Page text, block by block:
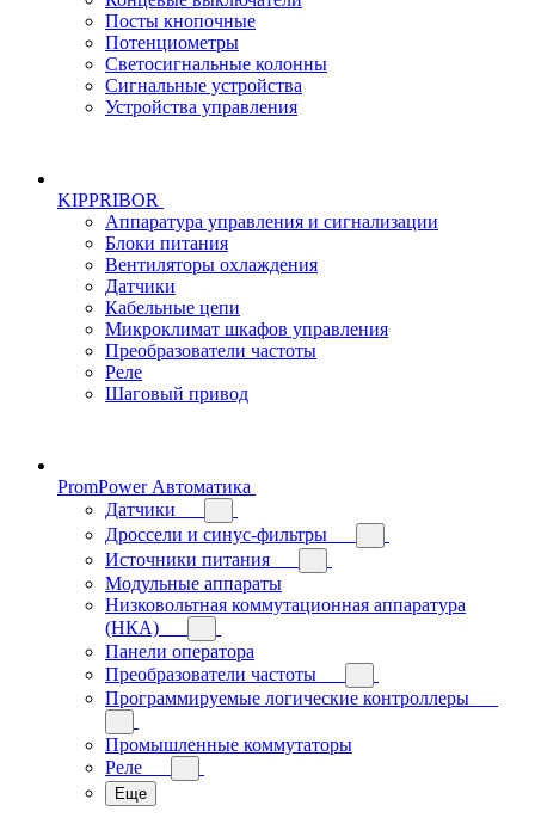
Посты кнопочные
Потенциометры
Светосигнальные колонны
Сигнальные устройства
Устройства управления
KIPPRIBOR
Аппаратура управления и сигнализации
Блоки питания
Вентиляторы охлаждения
Датчики
Кабельные цепи
Микроклимат шкафов управления
Преобразователи частоты
Реле
Шаговый привод
PromPower Автоматика
Датчики
Дроссели и синус-фильтры
Источники питания
Модульные аппараты
Низковольтная коммутационная аппаратура
(НКА)
Панели оператора
Преобразователи частоты
Программируемые логические контроллеры
Промышленные коммутаторы
Реле
Еще